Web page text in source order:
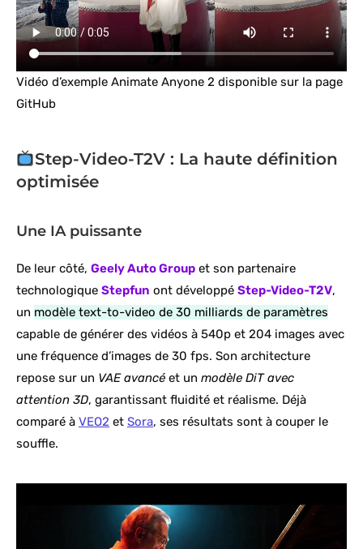
Vidéo d’exemple Animate Anyone 2 disponible sur la page
GitHub
Step-Video-T2V : La haute définition
optimisée
Une IA puissante
De leur côté, Geely Auto Group et son partenaire
technologique Stepfun ont développé Step-Video-T2V,
un modèle text-to-video de 30 milliards de paramètres
capable de générer des vidéos à 540p et 204 images avec
une fréquence d’images de 30 fps. Son architecture
repose sur un VAE avancé et un modèle DiT avec
attention 3D, garantissant fluidité et réalisme. Déjà
comparé à VEO2 et Sora, ses résultats sont à couper le
souffle.